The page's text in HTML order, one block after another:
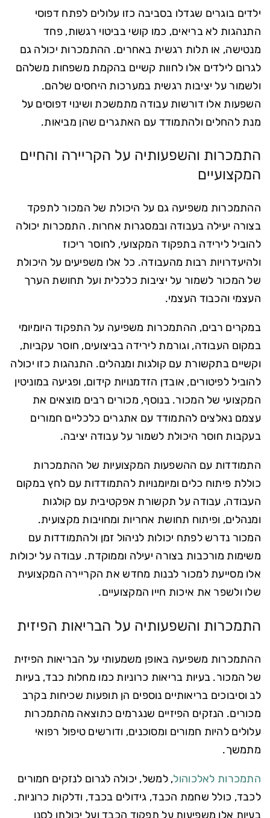
ילדים בוגרים שגדלו בסביבה כזו עלולים לפתח דפוסי
התנהגות לא בריאים, כמו קושי בביטוי רגשות, פחד
מנטישה, או תלות רגשית באחרים. ההתמכרות יכולה גם
לגרום לילדים אלו לחוות קשיים בהקמת משפחות משלהם
ולשמור על יציבות רגשית במערכות היחסים שלהם.
השפעות אלו דורשות עבודה מתמשכת ושינוי דפוסים על
מנת להחלים ולהתמודד עם האתגרים שהן מביאות.
התמכרות והשפעותיה על הקריירה והחיים
המקצועיים
ההתמכרות משפיעה גם על היכולת של המכור לתפקד
בצורה יעילה בעבודה ובמסגרות אחרות. התמכרות יכולה
להוביל לירידה בתפקוד המקצועי, לחוסר ריכוז
ולהיעדרויות רבות מהעבודה. כל אלו משפיעים על היכולת
של המכור לשמור על יציבות כלכלית ועל תחושת הערך
העצמי והכבוד העצמי.
במקרים רבים, ההתמכרות משפיעה על התפקוד היומיומי
במקום העבודה, וגורמת לירידה בביצועים, חוסר עקביות,
וקשיים בתקשורת עם קולגות ומנהלים. התנהגות כזו יכולה
להוביל לפיטורים, אובדן הזדמנויות קידום, ופגיעה במוניטין
המקצועי של המכור. בנוסף, מכורים רבים מוצאים את
עצמם נאלצים להתמודד עם אתגרים כלכליים חמורים
בעקבות חוסר היכולת לשמור על עבודה יציבה.
התמודדות עם ההשפעות המקצועיות של ההתמכרות
כוללת פיתוח כלים ומיומנויות להתמודדות עם לחץ במקום
העבודה, עבודה על תקשורת אפקטיבית עם קולגות
ומנהלים, ופיתוח תחושת אחריות ומחויבות מקצועית.
המכור נדרש לפתח יכולות לניהול זמן ולהתמודדות עם
משימות מורכבות בצורה יעילה וממוקדת. עבודה על יכולות
אלו מסייעת למכור לבנות מחדש את הקריירה המקצועית
שלו ולשפר את איכות חייו המקצועיים.
התמכרות והשפעותיה על הבריאות הפיזית
ההתמכרות משפיעה באופן משמעותי על הבריאות הפיזית
של המכור. בעיות בריאות כרוניות כמו מחלות כבד, בעיות
לב וסיבוכים בריאותיים נוספים הן תופעות שכיחות בקרב
מכורים. הנזקים הפיזיים שנגרמים כתוצאה מהתמכרות
עלולים להיות חמורים ומסוכנים, ודורשים טיפול רפואי
מתמשך.
התמכרות לאלכוהול, למשל, יכולה לגרום לנזקים חמורים
לכבד, כולל שחמת הכבד, גידולים בכבד, ודלקות כרוניות.
בעיות אלו משפיעות על תפקוד הכבד ועל יכולתו לסנן